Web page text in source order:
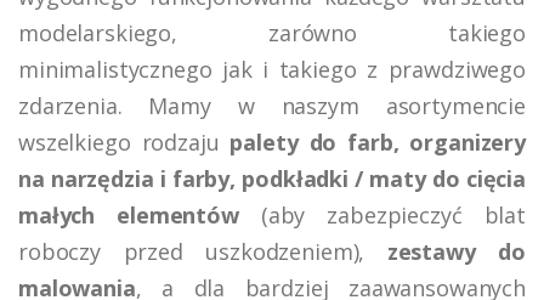
modelarskiego, zarówno takiego
minimalistycznego jak i takiego z prawdziwego
zdarzenia. Mamy w naszym asortymencie
wszelkiego rodzaju palety do farb, organizery
na narzędzia i farby, podkładki / maty do cięcia
małych elementów(aby zabezpieczyć blat
roboczy przed uszkodzeniem), zestawy do
malowania, a dla bardziej zaawansowanych